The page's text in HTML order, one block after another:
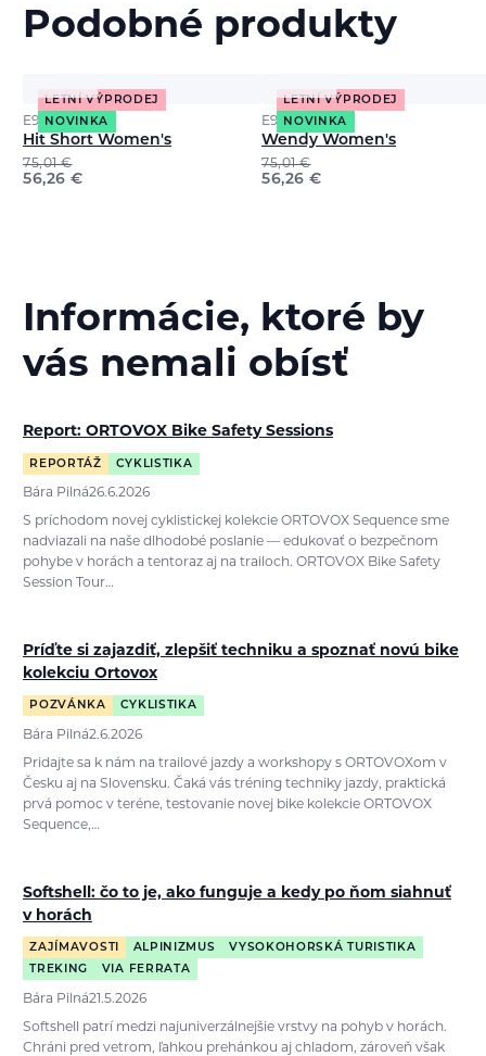
Podobné produkty
LETNÍ VÝPRODEJ
NOVINKA
E9
Hit Short Women's
75,01€
56,26 €
LETNÍ VÝPRODEJ
NOVINKA
E9
Wendy Women's
75,01€
56,26 €
Informácie, ktoré by
vás nemali obísť
Report: ORTOVOX Bike Safety Sessions
REPORTÁŽ CYKLISTIKA
Bára Pilná26.6.2026
S príchodom novej cyklistickej kolekcie ORTOVOX Sequence sme
nadviazali na naše dlhodobé poslanie — edukovať o bezpečnom
pohybe v horách a tentoraz aj na trailoch. ORTOVOX Bike Safety
Session Tour…
Príďte si zajazdiť, zlepšiť techniku a spoznať novú bike
kolekciu Ortovox
POZVÁNKA CYKLISTIKA
Bára Pilná2.6.2026
Pridajte sa k nám na trailové jazdy a workshopy s ORTOVOXom v
Česku aj na Slovensku. Čaká vás tréning techniky jazdy, praktická
prvá pomoc v teréne, testovanie novej bike kolekcie ORTOVOX
Sequence,…
Softshell: čo to je, ako funguje a kedy po ňom siahnuť
v horách
ZAJÍMAVOSTI ALPINIZMUS
VYSOKOHORSKÁ TURISTIKA
TREKING
VIA FERRATA
Bára Pilná21.5.2026
Softshell patrí medzi najuniverzálnejšie vrstvy na pohyb v horách.
Chráni pred vetrom, ľahkou prehánkou aj chladom, zároveň však